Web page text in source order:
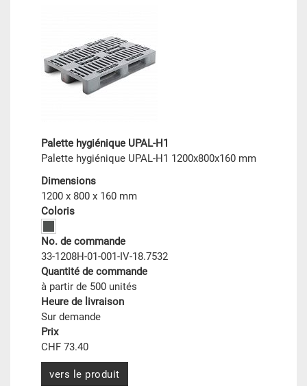
Palette hygiénique UPAL-H1
Palette hygiénique UPAL-H1 1200x800x160 mm
Dimensions
1200 x 800 x 160 mm
Coloris
No. de commande
33-1208H-01-001-IV-18.7532
Quantité de commande
à partir de 500 unités
Heure de livraison
Sur demande
Prix
CHF 73.40
vers le produit